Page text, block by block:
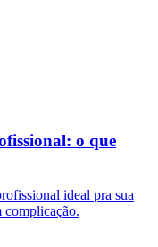
o que
ideal pra sua
complicação.